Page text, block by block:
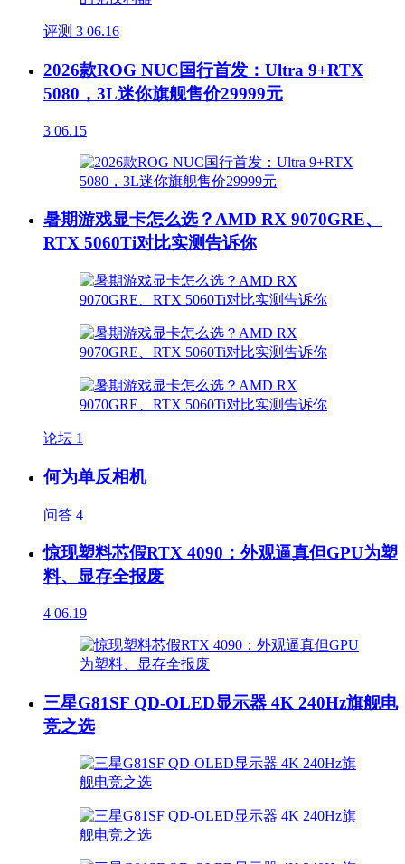
评测 3 06.16
2026款ROG NUC国行首发：Ultra 9+RTX
5080，3L迷你旗舰售价29999元
3 06.15
暑期游戏显卡怎么选？AMD RX 9070GRE、
RTX 5060Ti对比实测告诉你
论坛 1
何为单反相机
问答 4
惊现塑料芯假RTX 4090：外观逼真但GPU为塑
料、显存全报废
4 06.19
三星G81SF QD-OLED显示器 4K 240Hz旗舰电
竞之选